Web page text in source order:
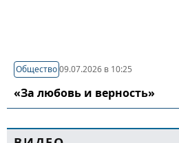
Общество09.07.2026 в 10:25
«За любовь и верность»